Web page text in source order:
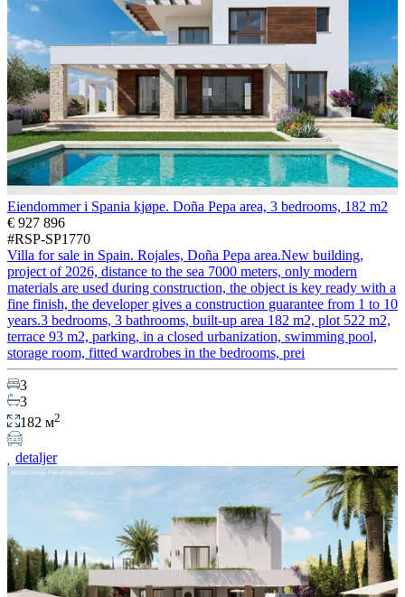
Eiendommer i Spania kjøpe. Doña Pepa area, 3 bedrooms, 182 m2
€ 927 896
#RSP-SP1770
Villa for sale in Spain. Rojales, Doña Pepa area.New building,
project of 2026, distance to the sea 7000 meters, only modern
materials are used during construction, the object is key ready with a
fine finish, the developer gives a construction guarantee from 1 to 10
years.3 bedrooms, 3 bathrooms, built-up area 182 m2, plot 522 m2,
terrace 93 m2, parking, in a closed urbanization, swimming pool,
storage room, fitted wardrobes in the bedrooms, prei
3
3
182 м2
detaljer